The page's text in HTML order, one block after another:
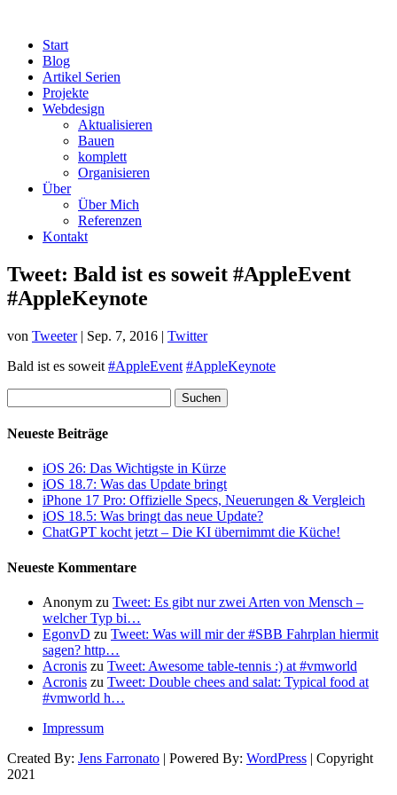
Start
Blog
Artikel Serien
Projekte
Webdesign
Aktualisieren
Bauen
komplett
Organisieren
Über
Über Mich
Referenzen
Kontakt
Tweet: Bald ist es soweit #AppleEvent
#AppleKeynote
von Tweeter| Sep. 7, 2016 | Twitter
Bald ist es soweit #AppleEvent #AppleKeynote
nach:
Neueste Beiträge
iOS 26: Das Wichtigste in Kürze
iOS 18.7: Was das Update bringt
iPhone 17 Pro: Offizielle Specs, Neuerungen & Vergleich
iOS 18.5: Was bringt das neue Update?
ChatGPT kocht jetzt – Die KI übernimmt die Küche!
Neueste Kommentare
Anonym zu Tweet: Es gibt nur zwei Arten von Mensch –
welcher Typ bi…
EgonvD zu Tweet: Was will mir der #SBB Fahrplan hiermit
sagen? http…
Acronis zu Tweet: Awesome table-tennis :) at #vmworld
Acronis zu Tweet: Double chees and salat: Typical food at
#vmworld h…
Impressum
Created By: Jens Farronato | Powered By: WordPress | Copyright
2021